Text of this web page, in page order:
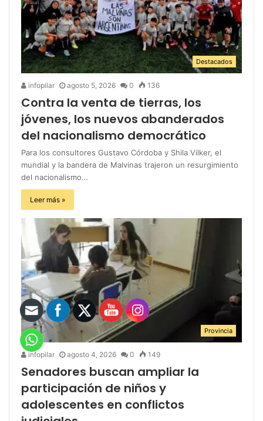
Destacados
infopilar agosto 5, 2026 0 136
Contra la venta de tierras, los
jóvenes, los nuevos abanderados
del nacionalismo democrático
Para los consultores Gustavo Córdoba y Shila Vilker, el
mundial y la bandera de Malvinas trajeron un resurgimiento
del nacionalismo…
Leer más »
Provincia
infopilar agosto 4, 2026 0 149
Senadores buscan ampliar la
participación de niños y
adolescentes en conflictos